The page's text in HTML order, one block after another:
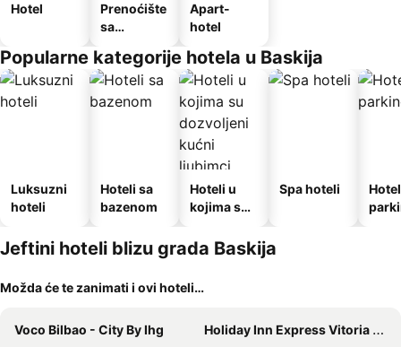
Hotel
Prenoćište
sa
Apart-
hotel
Popularne kategorije hotela u Baskija
Luksuzni
hoteli
Hoteli sa
bazenom
Hoteli u
kojima su
kućni
ljubimci
Spa hoteli
Jeftini hoteli blizu grada Baskija
Možda će te zanimati i ovi hoteli…
Voco Bilbao - City By Ihg
Holiday Inn Express Vitoria by IHG